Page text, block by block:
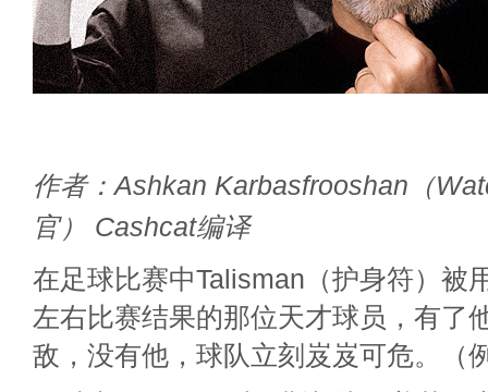
作者：Ashkan Karbasfrooshan（
官） Cashcat编译
在足球比赛中Talisman（护身符）被
左右比赛结果的那位天才球员，有了
敌，没有他，球队立刻岌岌可危。（